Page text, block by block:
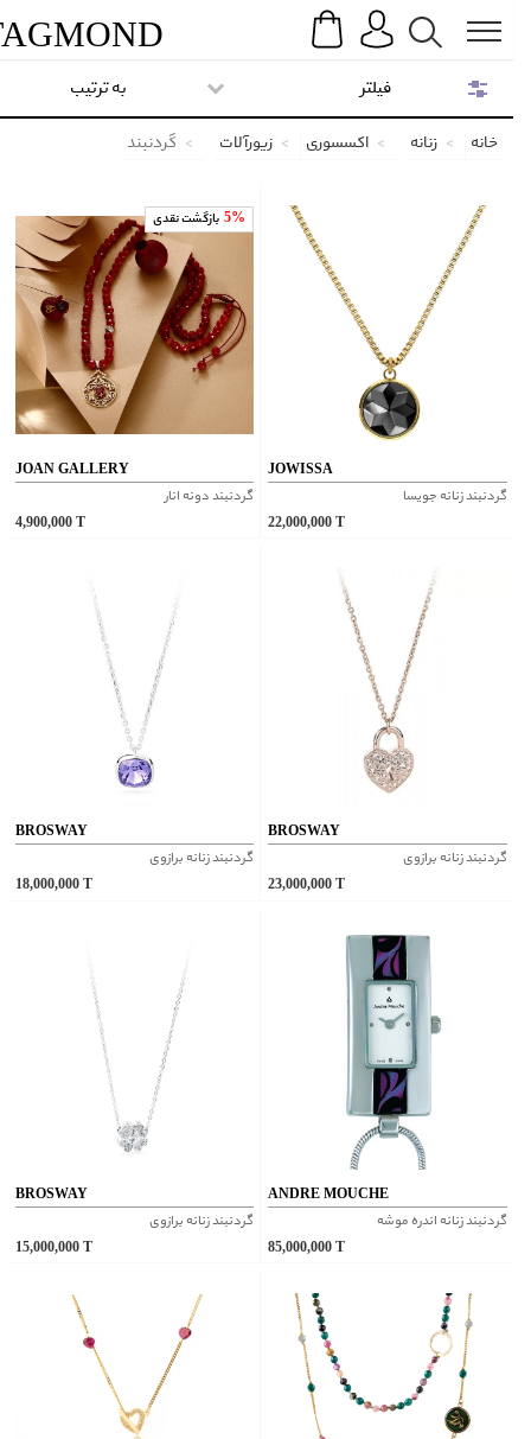
Search
TAGMOND
به ترتیب
خانه زنانه اکسسوری زیورآلات گردنبند
5% بازگشت نقدی
JOAN GALLERY
گردنبند دونه انار
4,900,000
JOWISSA
گردنبند زنانه جویسا
22,000,000
BROSWAY
گردنبند زنانه برازوی
18,000,000
BROSWAY
گردنبند زنانه برازوی
23,000,000
BROSWAY
گردنبند زنانه برازوی
15,000,000
ANDRE MOUCHE
گردنبند زنانه اندره موشه
85,000,000
فیلتر